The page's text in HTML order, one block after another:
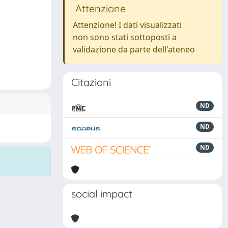
Attenzione
Attenzione! I dati visualizzati
non sono stati sottoposti a
validazione da parte dell'ateneo
Citazioni
ND
ND
ND
social impact